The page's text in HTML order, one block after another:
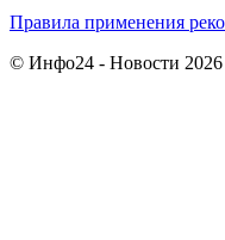
Правила применения
© Инфо24 - Новости 2026